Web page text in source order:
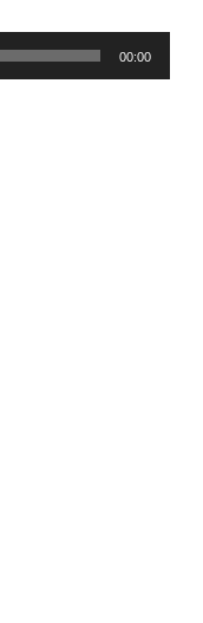
00:00